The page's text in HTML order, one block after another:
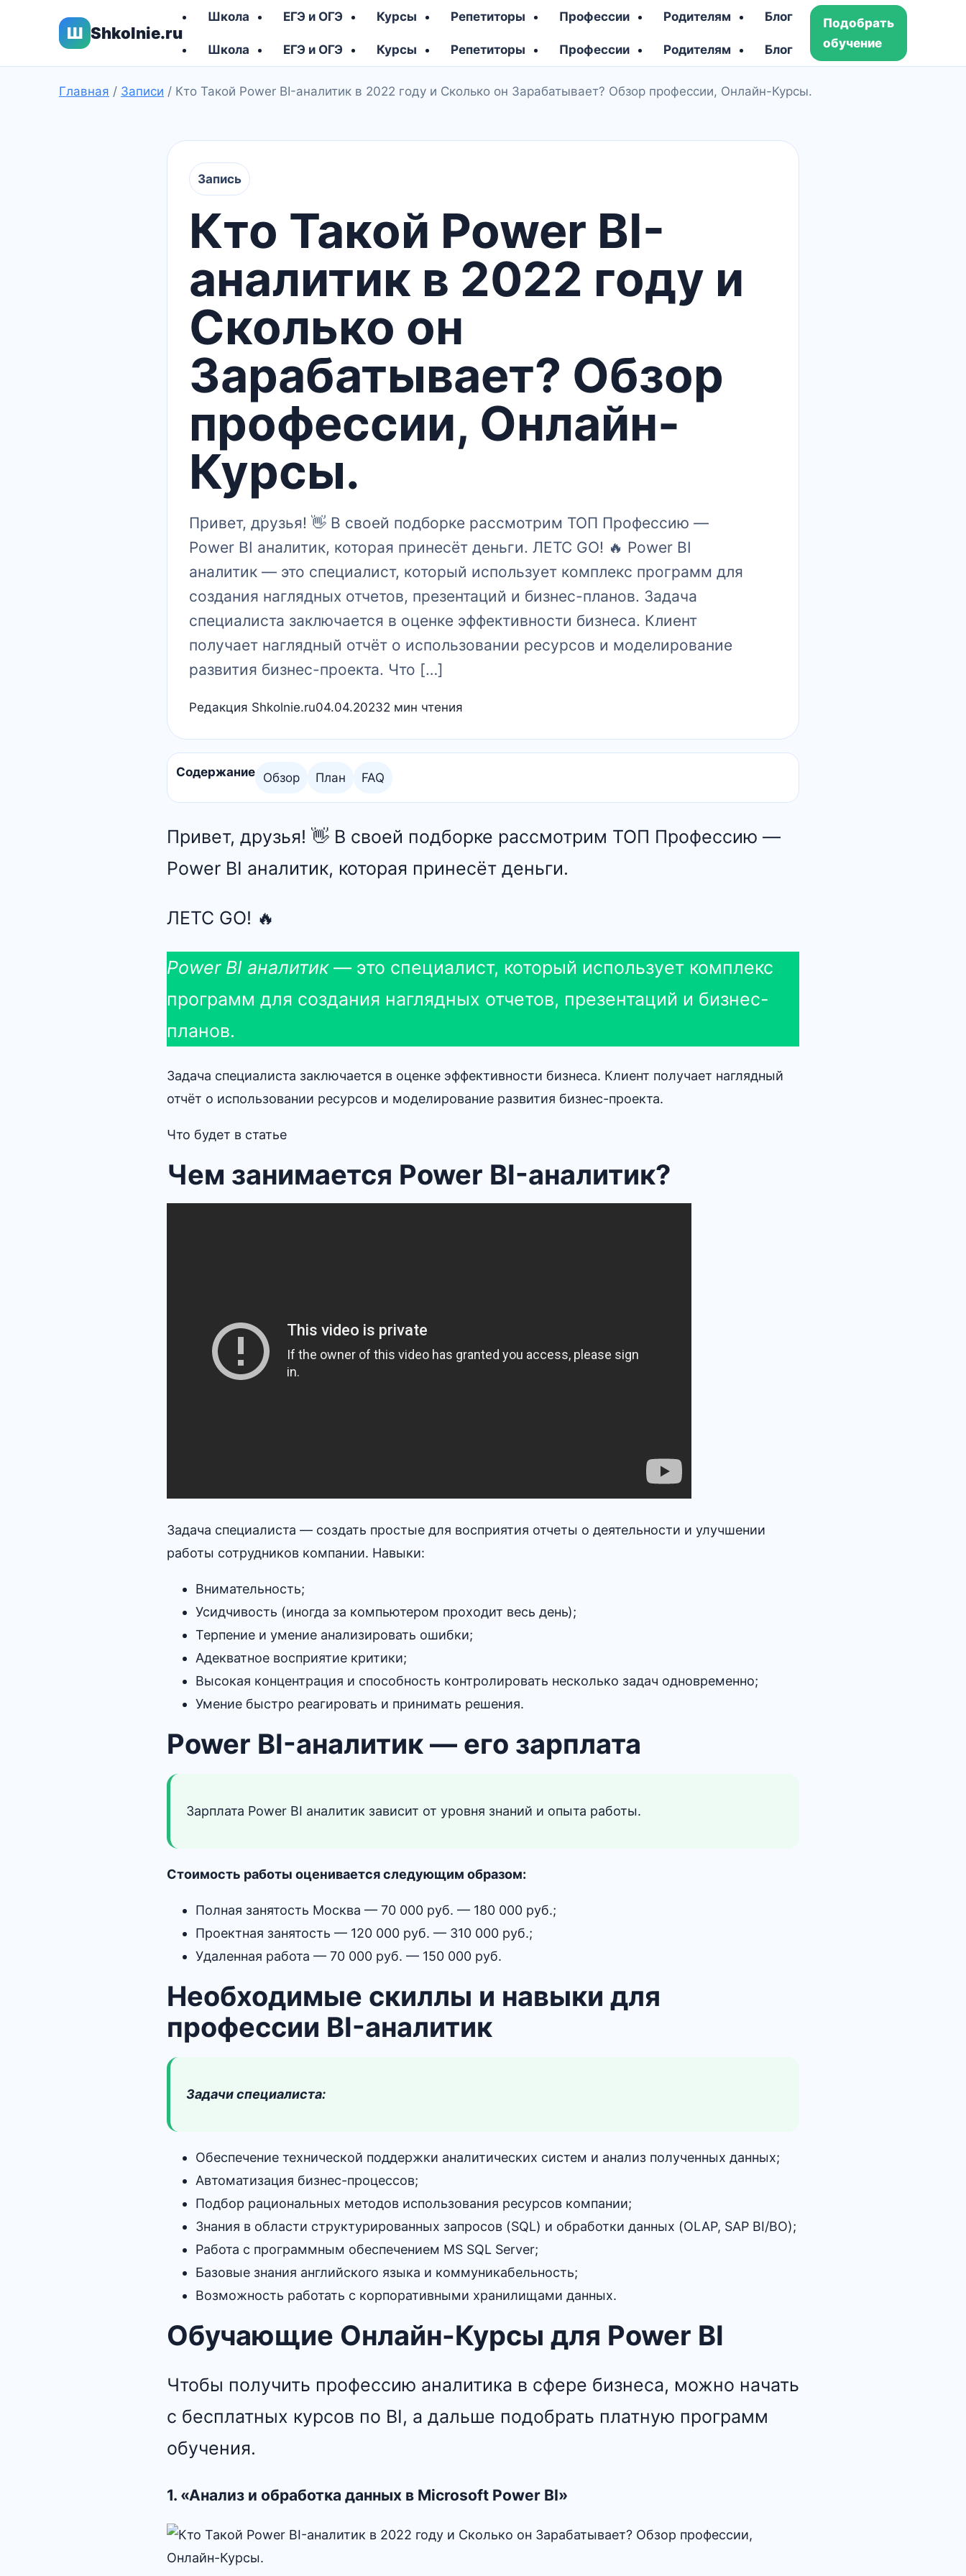
Ш Shkolnie.ru
Школа ЕГЭ и ОГЭ Курсы Репетиторы Профессии Родителям Блог
Школа ЕГЭ и ОГЭ Курсы Репетиторы Профессии Родителям Блог
Подобрать
обучение
Главная / Записи / Кто Такой Power BI-аналитик в 2022 году и Сколько он Зарабатывает? Обзор профессии, Онлайн-Курсы.
Запись
Кто Такой Power BI-
аналитик в 2022 году и
Сколько он
Зарабатывает? Обзор
профессии, Онлайн-
Курсы.
Привет, друзья! 👋 В своей подборке рассмотрим ТОП Профессию —
Power BI аналитик, которая принесёт деньги. ЛЕТС GO! 🔥 Power BI
аналитик — это специалист, который использует комплекс программ для
создания наглядных отчетов, презентаций и бизнес-планов. Задача
специалиста заключается в оценке эффективности бизнеса. Клиент
получает наглядный отчёт о использовании ресурсов и моделирование
развития бизнес-проекта. Что […]
Редакция Shkolnie.ru04.04.20232 мин чтения
Содержание Обзор План FAQ
Привет, друзья! 👋 В своей подборке рассмотрим ТОП Профессию —
Power BI аналитик, которая принесёт деньги.
ЛЕТС GO! 🔥
Power BI аналитик — это специалист, который использует комплекс
программ для создания наглядных отчетов, презентаций и бизнес-
планов.
Задача специалиста заключается в оценке эффективности бизнеса. Клиент получает наглядный
отчёт о использовании ресурсов и моделирование развития бизнес-проекта.
Что будет в статье
Чем занимается Power BI-аналитик?
Задача специалиста — создать простые для восприятия отчеты о деятельности и улучшении
работы сотрудников компании. Навыки:
Внимательность;
Усидчивость (иногда за компьютером проходит весь день);
Терпение и умение анализировать ошибки;
Адекватное восприятие критики;
Высокая концентрация и способность контролировать несколько задач одновременно;
Умение быстро реагировать и принимать решения.
Power BI-аналитик — его зарплата
Зарплата Power BI аналитик зависит от уровня знаний и опыта работы.
Стоимость работы оценивается следующим образом:
Полная занятость Москва — 70 000 руб. — 180 000 руб.;
Проектная занятость — 120 000 руб. — 310 000 руб.;
Удаленная работа — 70 000 руб. — 150 000 руб.
Необходимые скиллы и навыки для
профессии BI-аналитик
Задачи специалиста:
Обеспечение технической поддержки аналитических систем и анализ полученных данных;
Автоматизация бизнес-процессов;
Подбор рациональных методов использования ресурсов компании;
Знания в области структурированных запросов (SQL) и обработки данных (OLAP, SAP BI/BO);
Работа с программным обеспечением MS SQL Server;
Базовые знания английского языка и коммуникабельность;
Возможность работать с корпоративными хранилищами данных.
Обучающие Онлайн-Курсы для Power BI
Чтобы получить профессию аналитика в сфере бизнеса, можно начать
с бесплатных курсов по BI, а дальше подобрать платную программ
обучения.
1. «Анализ и обработка данных в Microsoft Power BI»